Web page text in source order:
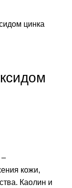
цинка
–
кожи,
Каолин и